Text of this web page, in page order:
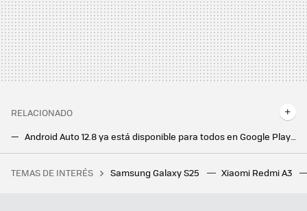
RELACIONADO
Llegan cambios a Telegram tras el arresto de Pavel Durov: la app dice adiós a esta función
Bali quiso atraer a todos los nómadas digitales con medidas increíbles. Así les va tres años después
TEMAS DE INTERÉS Samsung Galaxy S25 Xiaomi Redmi A3